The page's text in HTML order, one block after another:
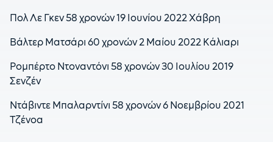
Πολ Λε Γκεν 58 χρονών 19 Ιουνίου 2022 Χάβρη
Βάλτερ Ματσάρι 60 χρονών 2 Μαίου 2022 Κάλιαρι
Ρομπέρτο Ντοναντόνι 58 χρονών 30 Ιουλίου 2019
Σενζέν
Ντάβιντε Μπαλαρντίνι 58 χρονών 6 Νοεμβρίου 2021
Τζένοα